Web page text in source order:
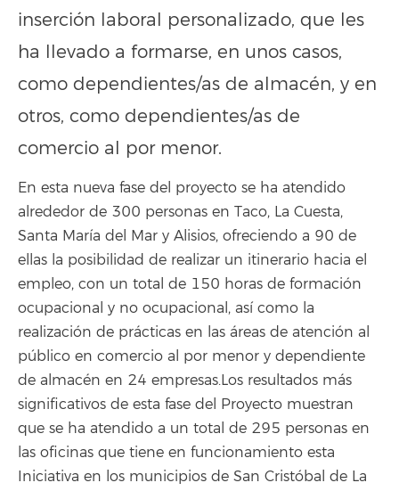
inserción laboral personalizado, que les
ha llevado a formarse, en unos casos,
como dependientes/as de almacén, y en
otros, como dependientes/as de
comercio al por menor.
En esta nueva fase del proyecto se ha atendido
alrededor de 300 personas en Taco, La Cuesta,
Santa María del Mar y Alisios, ofreciendo a 90 de
ellas la posibilidad de realizar un itinerario hacia el
empleo, con un total de 150 horas de formación
ocupacional y no ocupacional, así como la
realización de prácticas en las áreas de atención al
público en comercio al por menor y dependiente
de almacén en 24 empresas.Los resultados más
significativos de esta fase del Proyecto muestran
que se ha atendido a un total de 295 personas en
las oficinas que tiene en funcionamiento esta
Iniciativa en los municipios de San Cristóbal de La